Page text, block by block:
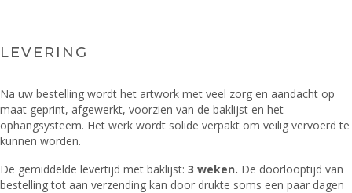
LEVERING
Na uw bestelling wordt het artwork met veel zorg en aandacht op
maat geprint, afgewerkt, voorzien van de baklijst en het
ophangsysteem. Het werk wordt solide verpakt om veilig vervoerd te
kunnen worden.
De gemiddelde levertijd met baklijst: 3 weken. De doorlooptijd van
bestelling tot aan verzending kan door drukte soms een paar dagen